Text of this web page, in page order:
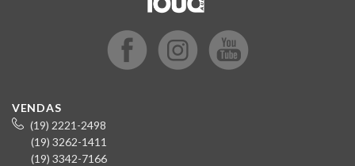
VENDAS
(19) 2221-2498
(19) 3262-1411
(19) 3342-7166